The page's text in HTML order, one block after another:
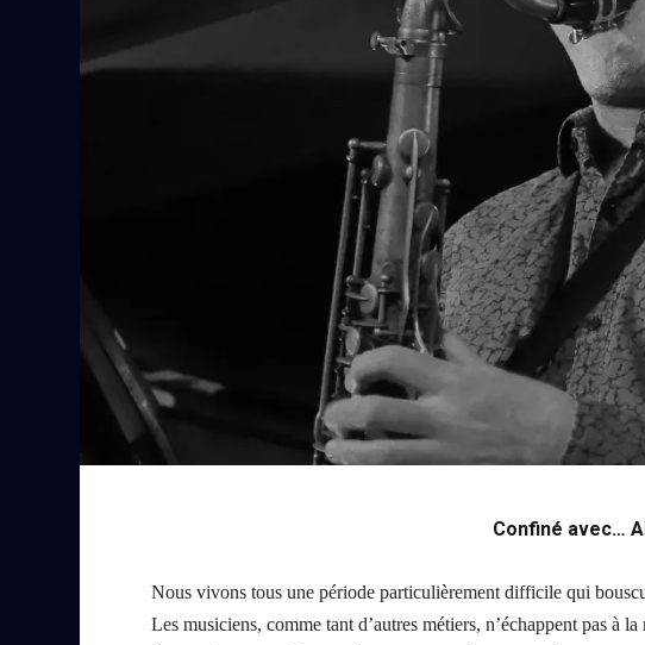
Confiné avec…
Nous vivons tous une période particulièrement difficile qui
Les musiciens, comme tant d’autres métiers, n’échappent pas à